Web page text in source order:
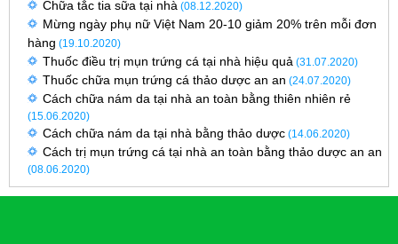
Chữa tắc tia sữa tại nhà (08.12.2020)
Mừng ngày phụ nữ Việt Nam 20-10 giảm 20% trên mỗi đơn
hàng (19.10.2020)
Thuốc điều trị mụn trứng cá tại nhà hiệu quả (31.07.2020)
Thuốc chữa mụn trứng cá thảo dược an an (24.07.2020)
Cách chữa nám da tại nhà an toàn bằng thiên nhiên rẻ
(15.06.2020)
Cách chữa nám da tại nhà bằng thảo dược (14.06.2020)
Cách trị mụn trứng cá tại nhà an toàn bằng thảo dược an an
(08.06.2020)